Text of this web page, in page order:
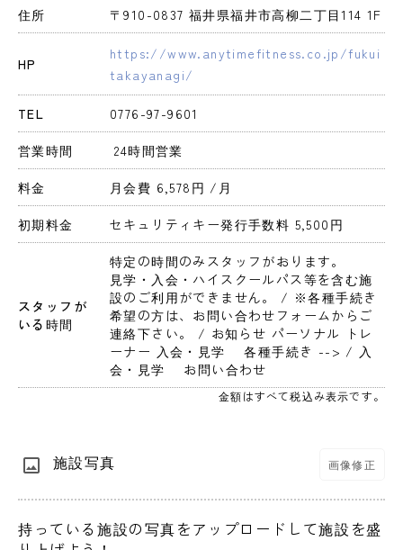
住所 〒910-0837 福井県福井市高柳二丁目114 1F
HP
https://www.anytimefitness.co.jp/fukui
takayanagi/
TEL 0776-97-9601
営業時間 24時間営業
料金 月会費 6,578円 /月
初期料金 セキュリティキー発行手数料 5,500円
スタッフが
いる時間
特定の時間のみスタッフがおります。
見学・入会・ハイスクールパス等を含む施
設のご利用ができません。 / ※各種手続き
希望の方は、お問い合わせフォームからご
連絡下さい。 / お知らせ パーソナル トレ
ーナー 入会・見学　 各種手続き --> / 入
会・見学　 お問い合わせ
金額はすべて税込み表示です。
施設写真 画像修正
持っている施設の写真をアップロードして施設を盛